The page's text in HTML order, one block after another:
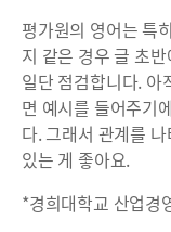
평가원의 영어는 특
지 같은 경우 글 초
일단 점검합니다. 아
면 예시를 들어주기
다. 그래서 관계를
있는 게 좋아요.
*경희대학교 산업경